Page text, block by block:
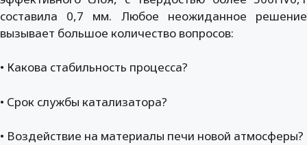
составила 0,7 мм. Любое неожиданное решение
вызывает большое количество вопросов:
• Какова стабильность процесса?
• Срок службы катализатора?
• Воздействие на материалы печи новой атмосферы?